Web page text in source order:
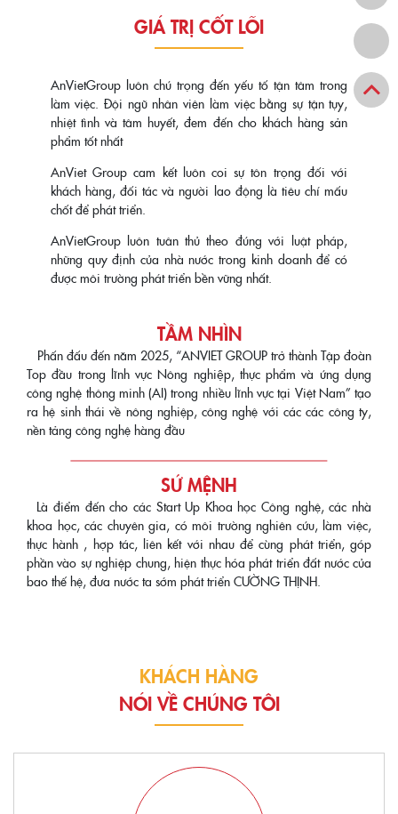
GIÁ TRỊ CỐT LÕI
AnVietGroup luôn chú trọng đến yếu tố tận tâm trong
làm việc. Đội ngũ nhân viên làm việc bằng sự tận tụy,
nhiệt tình và tâm huyết, đem đến cho khách hàng sản
phẩm tốt nhất
AnViet Group cam kết luôn coi sự tôn trọng đối với
khách hàng, đối tác và người lao động là tiêu chí mấu
chốt để phát triển.
AnVietGroup luôn tuân thủ theo đúng với luật pháp,
những quy định của nhà nước trong kinh doanh để có
được môi trường phát triển bền vững nhất.
TẦM NHÌN
Phấn đấu đến năm 2025, “ANVIET GROUP trở thành Tập đoàn
Top đầu trong lĩnh vực Nông nghiệp, thực phẩm và ứng dụng
công nghệ thông minh (AI) trong nhiều lĩnh vực tại Việt Nam” tạo
ra hệ sinh thái về nông nghiệp, công nghệ với các các công ty,
nền tảng công nghệ hàng đầu
SỨ MỆNH
Là điểm đến cho các Start Up Khoa học Công nghệ, các nhà
khoa học, các chuyên gia, có môi trường nghiên cứu, làm việc,
thực hành , hợp tác, liên kết với nhau để cùng phát triển, góp
phần vào sự nghiệp chung, hiện thực hóa phát triển đất nước của
bao thế hệ, đưa nước ta sớm phát triển CƯỜNG THỊNH.
KHÁCH HÀNG
NÓI VỀ CHÚNG TÔI